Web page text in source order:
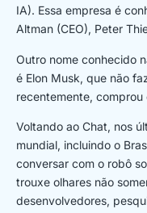
IA). Essa empresa é
Altman (CEO), Peter
Outro nome conhecido
é Elon Musk, que não
recentemente, comprou
Voltando ao Chat, nos
mundial, incluindo o
conversar com o robô
trouxe olhares não
desenvolvedores,